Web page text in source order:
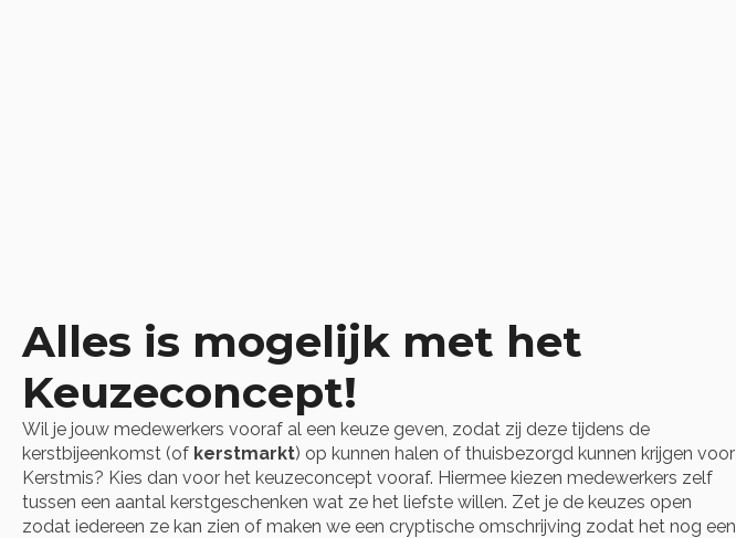
Alles is mogelijk met het
Keuzeconcept!
Wil je jouw medewerkers vooraf al een keuze geven, zodat zij deze tijdens de
kerstbijeenkomst (of kerstmarkt) op kunnen halen of thuisbezorgd kunnen krijgen voor
Kerstmis? Kies dan voor het keuzeconcept vooraf. Hiermee kiezen medewerkers zelf
tussen een aantal kerstgeschenken wat ze het liefste willen. Zet je de keuzes open
zodat iedereen ze kan zien of maken we een cryptische omschrijving zodat het nog een